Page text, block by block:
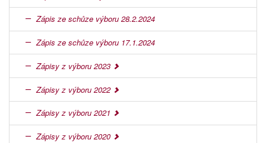
Zápis ze schůze výboru 28.2.2024
Zápis ze schůze výboru 17.1.2024
Zápisy z výboru 2023
Zápisy z výboru 2022
Zápisy z výboru 2021
Zápisy z výboru 2020